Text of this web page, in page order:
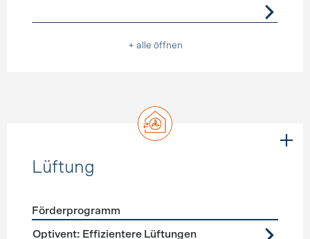
+ alle öffnen
Lüftung
Förderprogramme Lüftung
Förderprogramm
Optivent: Effizientere Lüftungen